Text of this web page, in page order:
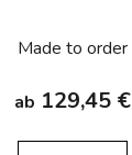
Made to order
ab 129,45 €